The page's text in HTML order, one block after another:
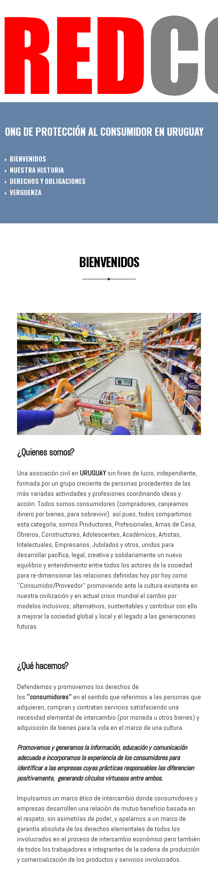
ONG DE PROTECCIÓN AL CONSUMIDOR EN URUGUAY
BIENVENIDOS
NUESTRA HISTORIA
DERECHOS Y OBLIGACIONES
VERGUENZA
BIENVENIDOS
¿Quienes somos?
Una asociación civil en URUGUAY sin fines de lucro, independiente,
formada por un grupo creciente de personas procedentes de las
más variadas actividades y profesiones coordinando ideas y
acción. Todos somos consumidores (compradores, canjeamos
dinero por bienes, para sobrevivir) así pues, todos compartimos
esta categoría, somos Productores, Profesionales, Amas de Casa,
Obreros, Constructores, Adolescentes, Académicos, Artistas,
Intelectuales, Empresarios, Jubilados y otros, unidos para
desarrollar pacífica, legal, creativa y solidariamente un nuevo
equilibrio y entendimiento entre todos los actores de la sociedad
para re-dimensionar las relaciones definidas hoy por hoy como
''Consumidor/Proveedor'' promoviendo ante la cultura existente en
nuestra civilización y en actual crisis mundial el cambio por
modelos inclusivos, alternativos, sustentables y contribuir con ello
a mejorar la sociedad global y local y el legado a las generaciones
futuras.
¿Qué hacemos?
Defendemos y promovemos los derechos de
los ''consumidores'' en el sentido que referimos a las personas que
adquieren, compran y contratan servicios satisfaciendo una
necesidad elemental de intercambio (por moneda u otros bienes) y
adquisición de bienes para la vida en el marco de una cultura.
Promovemos y generamos la información, educación y comunicación
adecuada e incorporamos la experiencia de los consumidores para
identificar a las empresas cuyas prácticas responsables las diferencien
positivamente, generando círculos virtuosos entre ambos.
Impulsamos un marco ético de intercambio donde consumidores y
empresas desarrollen una relación de mutuo beneficio basada en
el respeto, sin asimetrías de poder, y apelamos a un marco de
garantía absoluta de los derechos elementales de todos los
involucrados en el proceso de intercambio económico pero también
de todos los trabajadores e integrantes de la cadena de producción
y comercialización de los productos y servicios involucrados.